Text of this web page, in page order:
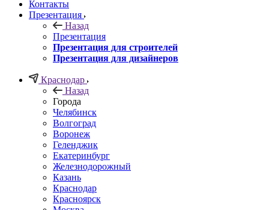
Контакты
Презентация
Назад
Презентация
Презентация для строителей
Презентация для дизайнеров
Краснодар
Назад
Города
Челябинск
Волгоград
Воронеж
Геленджик
Екатеринбург
Железнодорожный
Казань
Краснодар
Красноярск